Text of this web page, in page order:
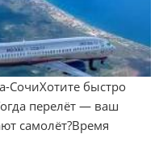
СочиХотите быстро
перелёт — ваш
самолёт?Время